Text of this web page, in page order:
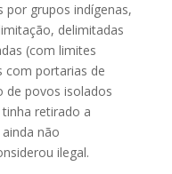
grupos indígenas,
delimitadas
(com limites
com portarias de
de povos isolados
retirado a
não
ilegal.